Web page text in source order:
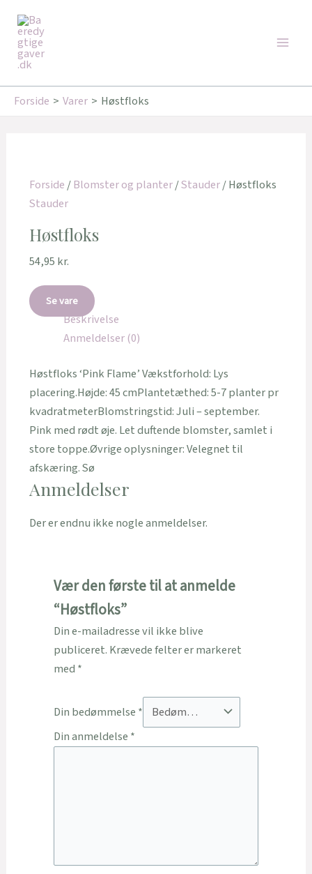
indholdet
Forside Varer Høstfloks
Forside/Blomster og planter/Stauder/ Høstfloks
Stauder
Høstfloks
54,95 kr.
Se vare
Beskrivelse
Anmeldelser (0)
Høstfloks ‘Pink Flame’ Vækstforhold: Lys
placering.Højde: 45 cmPlantetæthed: 5-7 planter pr
kvadratmeterBlomstringstid: Juli – september.
Pink med rødt øje. Let duftende blomster, samlet i
store toppe.Øvrige oplysninger: Velegnet til
afskæring. Sø
Anmeldelser
Der er endnu ikke nogle anmeldelser.
Vær den første til at anmelde
“Høstfloks”
Din e-mailadresse vil ikke blive
publiceret. Krævede felter er markeret
med *
Din bedømmelse *
Din anmeldelse *
Tilbud!
Tilbud!
99,95 kr..89,95 kr..